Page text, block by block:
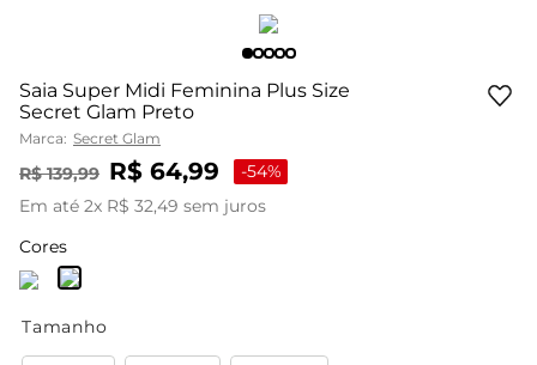
Saia Super Midi Feminina Plus Size
Secret Glam Preto
Marca: Secret Glam
R$ 139,99 R$ 64,99 -54%
Em até 2x R$ 32,49 sem juros
Cores
Tamanho